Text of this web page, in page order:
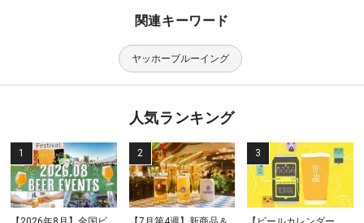
関連キーワード
ヤッホーブルーイング
人気ランキング